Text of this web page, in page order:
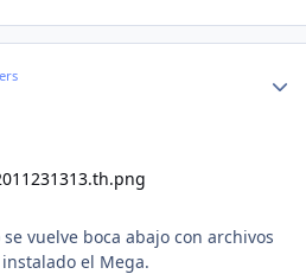
vuelve boca abajo con archivos
instalado el Mega.